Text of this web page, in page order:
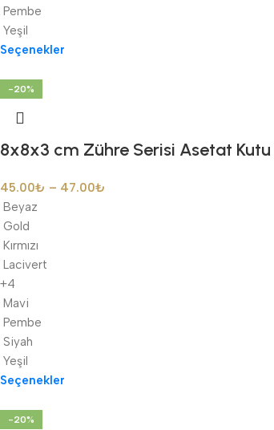
Pembe
Yeşil
Seçenekler
-20%
8x8x3 cm Zühre Serisi Asetat
45.00₺ – 47.00₺
Beyaz
Gold
Kırmızı
Lacivert
+4
Mavi
Pembe
Siyah
Yeşil
Seçenekler
-20%